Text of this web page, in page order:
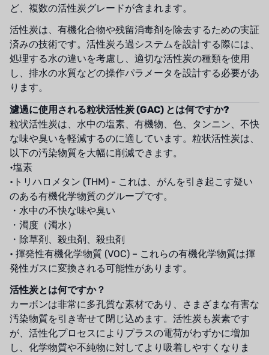
ど、複数の活性炭グレードが含まれます。
活性炭は、有機化合物や残留消毒剤を除去するための実証
済みの技術です。活性炭ろ過システムを設計する際には、
処理する水の違いを考慮し、適切な活性炭の種類を使用
し、排水の水質などの操作パラメータを設計する必要があ
ります。
濾過に使用される粒状活性炭 (GAC) とは何ですか?
粒状活性炭は、水中の塩素、有機物、色、タンニン、不快
な味や臭いを軽減するのに適しています。粒状活性炭は、
以下の汚染物質を大幅に削減できます。
•塩素
•トリハロメタン (THM) - これは、がんを引き起こす疑い
のある有機化学物質のグループです。
・水中の不快な味や臭い
・濁度（濁水）
・除草剤、殺虫剤、殺虫剤
• 揮発性有機化学物質 (VOC) – これらの有機化学物質は揮
発性ガスに変換される可能性があります。
活性炭とは何ですか？
カーボンは非常に多孔質な素材であり、さまざまな有害な
汚染物質を引き寄せて閉じ込めます。活性炭も炭素です
が、活性化プロセスによりプラスの電荷がわずかに増加
し、化学物質や不純物に対してより吸着しやすくなりま